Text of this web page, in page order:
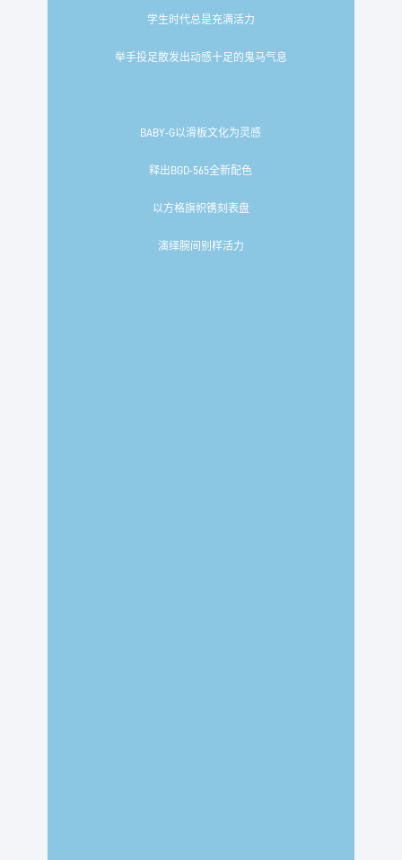
学生时代总是充满活力
举手投足散发出动感十足的鬼马气息
BABY-G以滑板文化为灵感
释出BGD-565全新配色
以方格旗帜镌刻表盘
演绎腕间别样活力